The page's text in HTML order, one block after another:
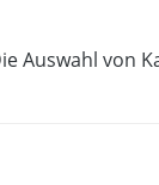
Auswahl von